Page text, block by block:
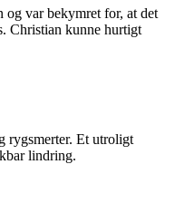
og var bekymret for, at det
Christian kunne hurtigt
rygsmerter. Et utroligt
lindring.